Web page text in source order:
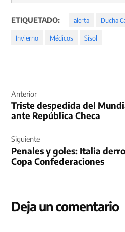
ETIQUETADO: alerta Ducha
Invierno Médicos Sisol
de
entradas
Anterior
Triste despedida del
ante República Checa
Siguiente
Penales y goles: Italia
Copa Confederaciones
Deja un comentario